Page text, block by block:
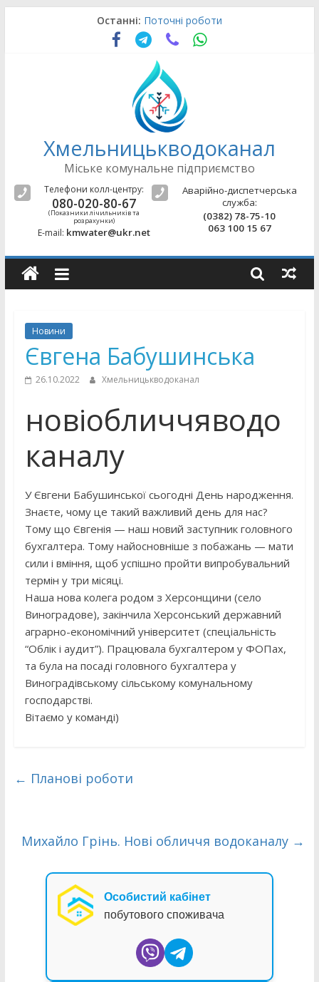
Останні: Поточні роботи
Поточні роботи
Поточні роботи
Поточні роботи
Поточні роботи
Хмельницькводоканал
Міське комунальне підприємство
Телефони колл-центру:
080-020-80-67
(Показники лічильників та
розрахунки)
E-mail: kmwater@ukr.net
Аварійно-диспетчерська
служба:
(0382) 78-75-10
063 100 15 67
Новини
Євгена Бабушинська
26.10.2022 Хмельницькводоканал
новіобличчяводо
каналу
У Євгени Бабушинської сьогодні День народження.
Знаєте, чому це такий важливий день для нас?
Тому що Євгенія — наш новий заступник головного
бухгалтера. Тому найосновніше з побажань — мати
сили і вміння, щоб успішно пройти випробувальний
термін у три місяці.
Наша нова колега родом з Херсонщини (село
Виноградове), закінчила Херсонський державний
аграрно-економічний університет (спеціальність
“Облік і аудит”). Працювала бухгалтером у ФОПах,
та була на посаді головного бухгалтера у
Виноградівському сільському комунальному
господарстві.
Вітаємо у команді)
← Планові роботи
Михайло Грінь. Нові обличчя водоканалу →
Особистий кабінет
побутового споживача